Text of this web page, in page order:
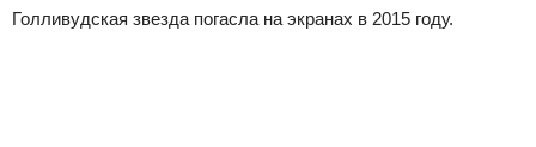
Голливудская звезда погасла на экранах в 2015 году.